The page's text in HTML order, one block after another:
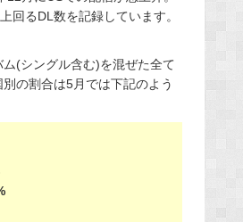
回るDL数を記録しています。
ム(シングル含む)を混ぜた全て
の割合は5月では下記のよう